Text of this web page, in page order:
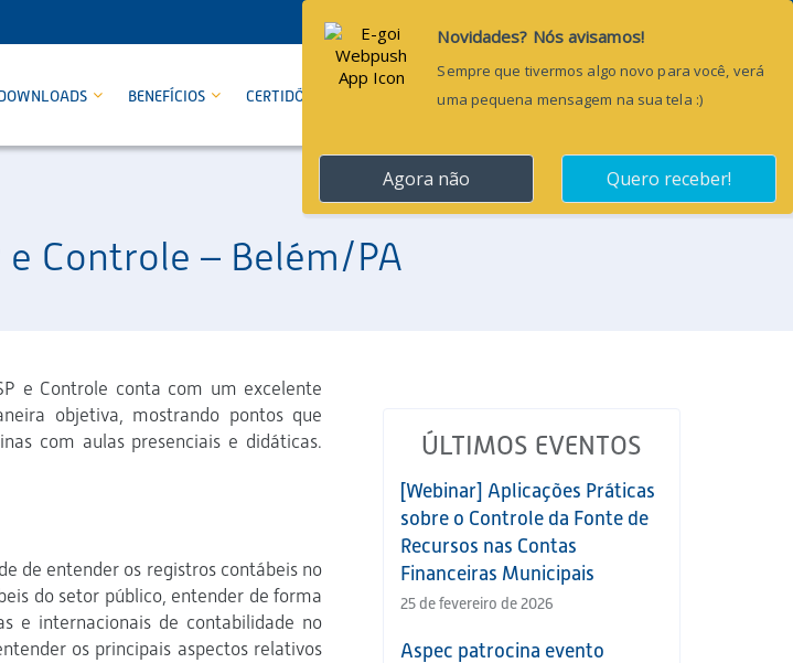
BENEFÍCIOS CERTIDÕES CONTATO Pesquisar...
e Controle – Belém/PA
e Controle conta com um excelente
objetiva, mostrando pontos que
com aulas presenciais e didáticas.
de entender os registros contábeis no
do setor público, entender de forma
e internacionais de contabilidade no
os principais aspectos relativos
ÚLTIMOS EVENTOS
[Webinar] Aplicações Práticas
sobre o Controle da Fonte de
Recursos nas Contas
Financeiras Municipais
25 de fevereiro de 2026
Aspec patrocina evento